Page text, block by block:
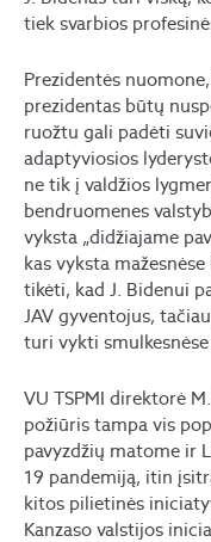
tiek svarbios
Prezidentės
prezidentas būtų
ruožtu gali padėti
adaptyviosios
ne tik į valdžios
bendruomenes
vyksta „didžiajame
kas vyksta
tikėti, kad J. Bidenui
JAV gyventojus,
turi vykti
VU TSPMI direktorė
požiūris tampa vis
pavyzdžių matome ir
19 pandemiją, itin
kitos pilietinės
Kanzaso valstijos